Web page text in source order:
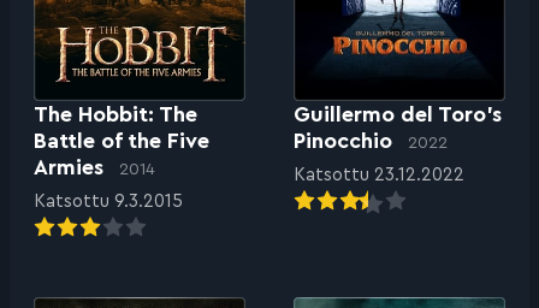
The Hobbit: The
Battle of the Five
Armies
2014
Katsottu 9.3.2015
Guillermo del Toro’s
Pinocchio
2022
Katsottu 23.12.2022